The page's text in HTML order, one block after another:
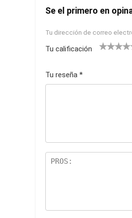
Se el primero en
Tu dirección de correo
Tu calificación
Tu reseña *